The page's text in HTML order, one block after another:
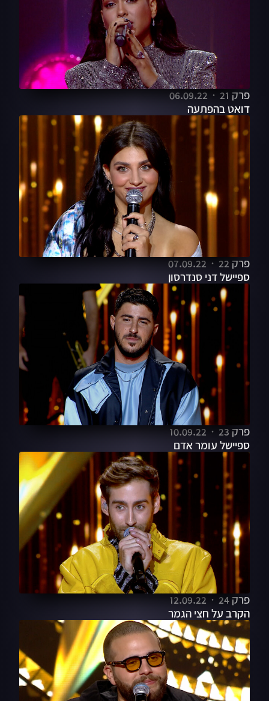
פרק 21
06.09.22
דואט בהפתעה
פרק 22
07.09.22
ספיישל דני סנדרסון
פרק 23
10.09.22
ספיישל עומר אדם
פרק 24
12.09.22
הקרב על חצי הגמר